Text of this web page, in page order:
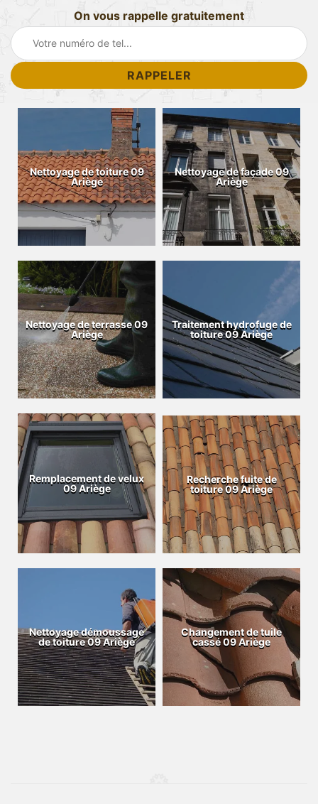
On vous rappelle gratuitement
Nettoyage de toiture 09
Ariège
Nettoyage de façade 09
Ariège
Nettoyage de terrasse 09
Ariège
Traitement hydrofuge de
toiture 09 Ariège
Remplacement de velux
09 Ariège
Recherche fuite de
toiture 09 Ariège
Nettoyage démoussage
de toiture 09 Ariège
Changement de tuile
cassé 09 Ariège